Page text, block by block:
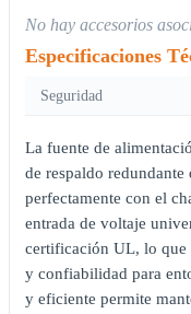
No hay accesorios
Especificaciones
Seguridad
La fuente de
de respaldo redundante
perfectamente con el
entrada de voltaje
certificación UL, lo que
y confiabilidad para
y eficiente permite